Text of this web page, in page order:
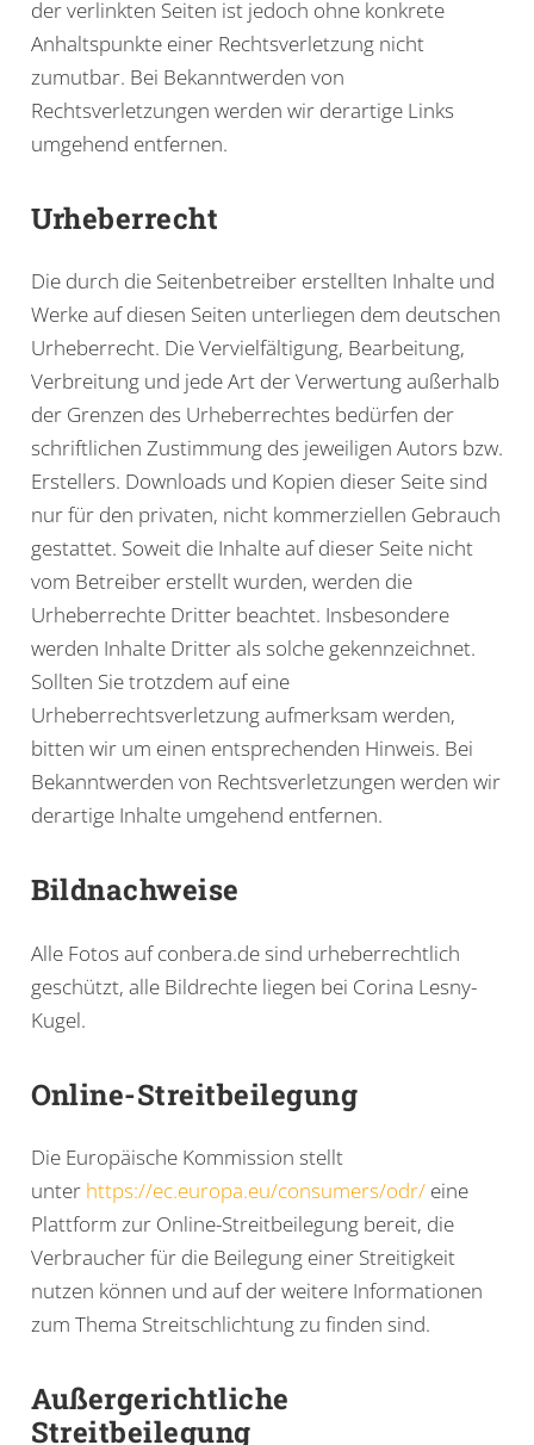
der verlinkten Seiten ist jedoch ohne konkrete
Anhaltspunkte einer Rechtsverletzung nicht
zumutbar. Bei Bekanntwerden von
Rechtsverletzungen werden wir derartige Links
umgehend entfernen.
Urheberrecht
Die durch die Seitenbetreiber erstellten Inhalte und
Werke auf diesen Seiten unterliegen dem deutschen
Urheberrecht. Die Vervielfältigung, Bearbeitung,
Verbreitung und jede Art der Verwertung außerhalb
der Grenzen des Urheberrechtes bedürfen der
schriftlichen Zustimmung des jeweiligen Autors bzw.
Erstellers. Downloads und Kopien dieser Seite sind
nur für den privaten, nicht kommerziellen Gebrauch
gestattet. Soweit die Inhalte auf dieser Seite nicht
vom Betreiber erstellt wurden, werden die
Urheberrechte Dritter beachtet. Insbesondere
werden Inhalte Dritter als solche gekennzeichnet.
Sollten Sie trotzdem auf eine
Urheberrechtsverletzung aufmerksam werden,
bitten wir um einen entsprechenden Hinweis. Bei
Bekanntwerden von Rechtsverletzungen werden wir
derartige Inhalte umgehend entfernen.
Bildnachweise
Alle Fotos auf conbera.de sind urheberrechtlich
geschützt, alle Bildrechte liegen bei Corina Lesny-
Kugel.
Online-Streitbeilegung
Die Europäische Kommission stellt
unter https://ec.europa.eu/consumers/odr/eine
Plattform zur Online-Streitbeilegung bereit, die
Verbraucher für die Beilegung einer Streitigkeit
nutzen können und auf der weitere Informationen
zum Thema Streitschlichtung zu finden sind.
Außergerichtliche
Streitbeilegung